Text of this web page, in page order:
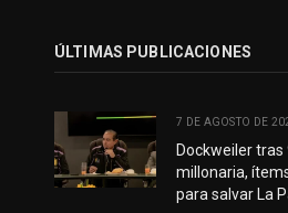
ÚLTIMAS PUBLICACIONES
7 DE AGOSTO DE
Dockweiler tras
millonaria,
para salvar La